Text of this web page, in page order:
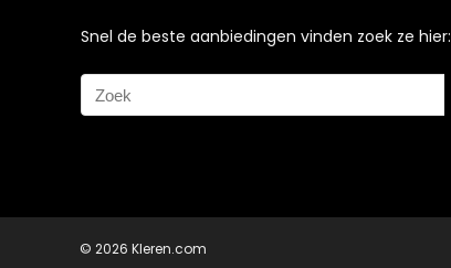
Snel de beste aanbiedingen vinden zoek ze hier:
© 2026 Kleren.com